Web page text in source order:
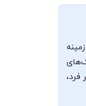
فرد،